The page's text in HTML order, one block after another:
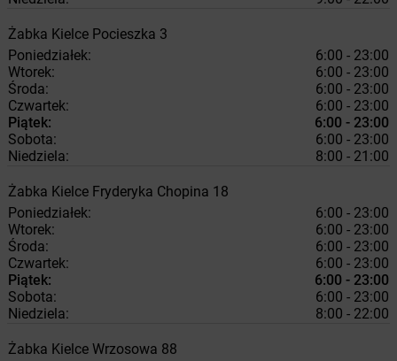
Żabka Kielce Pocieszka 3
Poniedziałek:
6:00 - 23:00
Wtorek:
6:00 - 23:00
Środa:
6:00 - 23:00
Czwartek:
6:00 - 23:00
Piątek:
6:00 - 23:00
Sobota:
6:00 - 23:00
Niedziela:
8:00 - 21:00
Żabka Kielce Fryderyka Chopina 18
Poniedziałek:
6:00 - 23:00
Wtorek:
6:00 - 23:00
Środa:
6:00 - 23:00
Czwartek:
6:00 - 23:00
Piątek:
6:00 - 23:00
Sobota:
6:00 - 23:00
Niedziela:
8:00 - 22:00
Żabka Kielce Wrzosowa 88